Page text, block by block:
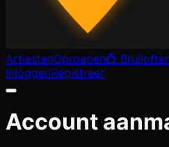
ArtiestenOproepen💍
InloggenRegistreer
Account